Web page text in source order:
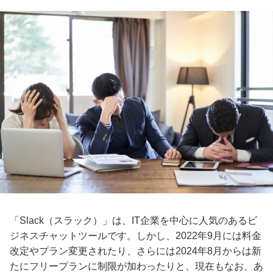
「Slack（スラック）」は、IT企業を中心に人気のあるビ
ジネスチャットツールです。しかし、2022年9月には料金
改定やプラン変更されたり、さらには2024年8月からは新
たにフリープランに制限が加わったりと、現在もなお、あ